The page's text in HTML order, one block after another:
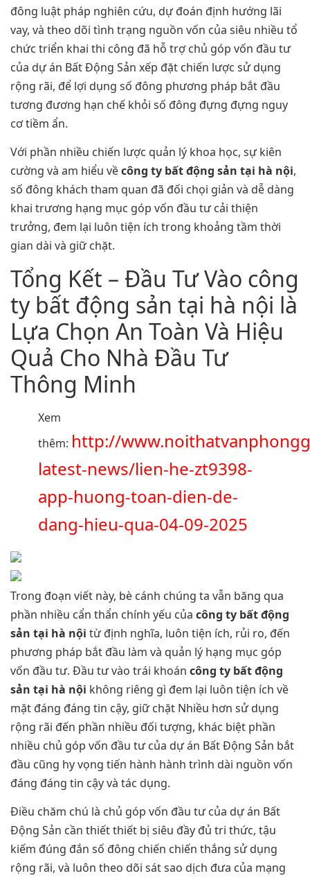
đông luật pháp nghiên cứu, dự đoán định hướng lãi
vay, và theo dõi tình trạng nguồn vốn của siêu nhiều tổ
chức triển khai thi công đã hỗ trợ chủ góp vốn đầu tư
của dự án Bất Động Sản xếp đặt chiến lược sử dụng
rộng rãi, để lợi dụng số đông phương pháp bắt đầu
tương đương hạn chế khỏi số đông đựng đựng nguy
cơ tiềm ẩn.
Với phần nhiều chiến lược quản lý khoa học, sự kiên
cường và am hiểu vềcông ty bất động sản tại hà nội,
số đông khách tham quan đã đối chọi giản và dễ dàng
khai trương hạng mục góp vốn đầu tư cải thiện
trưởng, đem lại luôn tiện ích trong khoảng tầm thời
gian dài và giữ chặt.
Tổng Kết – Đầu Tư Vào công
ty bất động sản tại hà nội là
Lựa Chọn An Toàn Và Hiệu
Quả Cho Nhà Đầu Tư
Thông Minh
Xem
thêm: http://
latest-news/lien-he-zt9398-
app-huong-toan-dien-de-
dang-hieu-qua-04-09-2025
Trong đoạn viết này, bè cánh chúng ta vẫn băng qua
phần nhiều cẩn thẩn chính yếu của công ty bất động
sản tại hà nội từ định nghĩa, luôn tiện ích, rủi ro, đến
phương pháp bắt đầu làm và quản lý hạng mục góp
vốn đầu tư. Đầu tư vào trái khoán công ty bất động
sản tại hà nội không riêng gì đem lại luôn tiện ích về
mặt đáng đáng tin cậy, giữ chặt Nhiều hơn sử dụng
rộng rãi đến phần nhiều đối tượng, khác biệt phần
nhiều chủ góp vốn đầu tư của dự án Bất Động Sản bắt
đầu cũng hy vọng tiến hành hành trình dài nguồn vốn
đáng đáng tin cậy và tác dụng.
Điều chăm chú là chủ góp vốn đầu tư của dự án Bất
Động Sản cần thiết thiết bị siêu đầy đủ tri thức, tậu
kiếm đúng đắn số đông chiến chiến thắng sử dụng
rộng rãi, và luôn theo dõi sát sao dịch đưa của mạng